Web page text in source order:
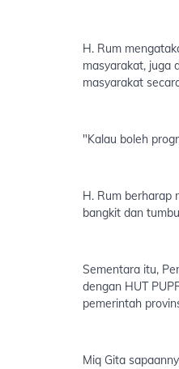
H. Rum
masyarakat, juga
masyarakat
"Kalau boleh
H. Rum berharap
bangkit dan
Sementara itu,
dengan HUT
pemerintah
Miq Gita